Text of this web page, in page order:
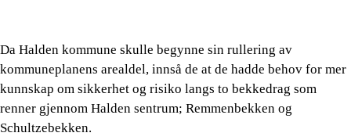
Da Halden kommune skulle begynne sin rullering av
kommuneplanens arealdel, innså de at de hadde behov for mer
kunnskap om sikkerhet og risiko langs to bekkedrag som
renner gjennom Halden sentrum; Remmenbekken og
Schultzebekken.